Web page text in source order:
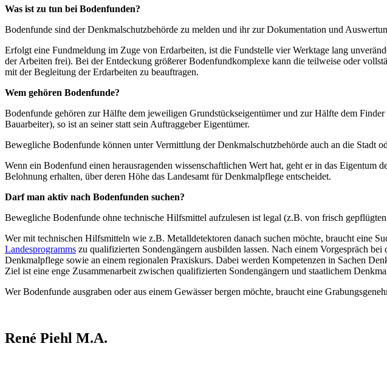
Was ist zu tun bei Bodenfunden?
Bodenfunde sind der Denkmalschutzbehörde zu melden und ihr zur Dokumentation und
Erfolgt eine Fundmeldung im Zuge von Erdarbeiten, ist die Fundstelle vier Werktage lang
der Arbeiten frei). Bei der Entdeckung größerer Bodenfundkomplexe kann die teilweise oder
mit der Begleitung der Erdarbeiten zu beauftragen.
Wem gehören Bodenfunde?
Bodenfunde gehören zur Hälfte dem jeweiligen Grundstückseigentümer und zur Hälfte dem
Bauarbeiter), so ist an seiner statt sein Auftraggeber Eigentümer.
Bewegliche Bodenfunde können unter Vermittlung der Denkmalschutzbehörde auch an die Stadt
Wenn ein Bodenfund einen herausragenden wissenschaftlichen Wert hat, geht er in das Eigentum
Belohnung erhalten, über deren Höhe das Landesamt für Denkmalpflege entscheidet.
Darf man aktiv nach Bodenfunden suchen?
Bewegliche Bodenfunde ohne technische Hilfsmittel aufzulesen ist legal (z.B. von frisch
Wer mit technischen Hilfsmitteln wie z.B. Metalldetektoren danach suchen möchte, braucht eine
Landesprogramms zu qualifizierten Sondengängern ausbilden lassen. Nach einem Vorgespräch
Denkmalpflege sowie an einem regionalen Praxiskurs. Dabei werden Kompetenzen in Sachen
Ziel ist eine enge Zusammenarbeit zwischen qualifizierten Sondengängern und staatlichem
Wer Bodenfunde ausgraben oder aus einem Gewässer bergen möchte, braucht eine
René Piehl M.A.